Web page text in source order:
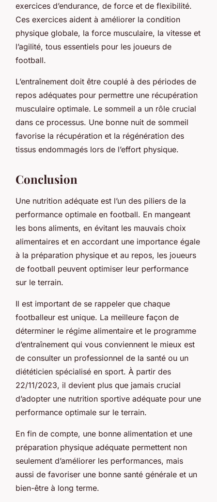
exercices d’endurance, de force et de flexibilité.
Ces exercices aident à améliorer la condition
physique globale, la force musculaire, la vitesse et
l’agilité, tous essentiels pour les joueurs de
football.
L’entraînement doit être couplé à des périodes de
repos adéquates pour permettre une récupération
musculaire optimale. Le sommeil a un rôle crucial
dans ce processus. Une bonne nuit de sommeil
favorise la récupération et la régénération des
tissus endommagés lors de l’effort physique.
Conclusion
Une nutrition adéquate est l’un des piliers de la
performance optimale en football. En mangeant
les bons aliments, en évitant les mauvais choix
alimentaires et en accordant une importance égale
à la préparation physique et au repos, les joueurs
de football peuvent optimiser leur performance
sur le terrain.
Il est important de se rappeler que chaque
footballeur est unique. La meilleure façon de
déterminer le régime alimentaire et le programme
d’entraînement qui vous conviennent le mieux est
de consulter un professionnel de la santé ou un
diététicien spécialisé en sport. À partir des
22/11/2023, il devient plus que jamais crucial
d’adopter une nutrition sportive adéquate pour une
performance optimale sur le terrain.
En fin de compte, une bonne alimentation et une
préparation physique adéquate permettent non
seulement d’améliorer les performances, mais
aussi de favoriser une bonne santé générale et un
bien-être à long terme.